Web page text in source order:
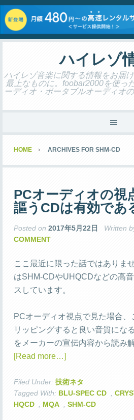
ハイレゾ
ハイレゾ音楽に関する情報をお届
最上なものに。foobar2000を使っ
ーディオ・ポータブルオーディオ
HOME ARCHIVES FOR SHM-CD
PCオーディオの視
謳うCDは有効であ
Posted on 2017年5月22日 Written
COMMENT
ここ最近に限った話ではありま
はSHM-CDやUHQCDなどの高
スしています。
PCオーディオ視点で見た場合、
リッピングすると良い音質にな
をメーカーの宣伝内容から読み
[Read more…]
Filed Under: 技術ネタ
Tagged With: BLU-SPEC CD
HQCD
MQA SHM-CD